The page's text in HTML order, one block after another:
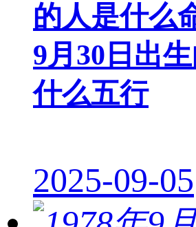
的人是什么
9月30日出
什么五行
2025-09-05